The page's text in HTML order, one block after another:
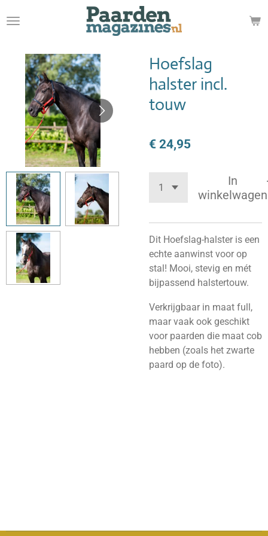
direct
hoofdinhoud
Hoefslag
halster incl.
touw
€ 24,95
In
winkelwagen
Dit Hoefslag-halster is een
echte aanwinst voor op
stal! Mooi, stevig en mét
bijpassend halstertouw.
Verkrijgbaar in maat full,
maar vaak ook geschikt
voor paarden die maat cob
hebben (zoals het zwarte
paard op de foto).